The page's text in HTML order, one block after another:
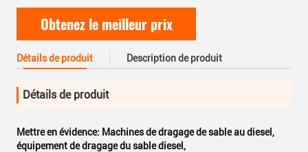
Obtenez le meilleur prix
Détails de produit Description de produit
Détails de produit
Mettre en évidence: Machines de dragage de sable au diesel,
équipement de dragage du sable diesel,